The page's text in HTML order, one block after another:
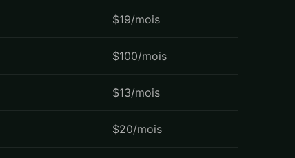
$19/mois
$100/mois
$13/mois
$20/mois